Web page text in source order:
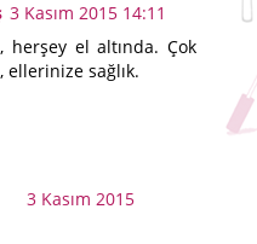
3 Kasım 2015 14:11
el altında. Çok
sağlık.
3 Kasım 2015